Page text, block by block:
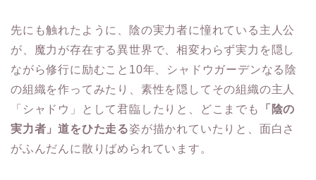
先にも触れたように、陰の実力者に憧れている主人公
が、魔力が存在する異世界で、相変わらず実力を隠し
ながら修行に励むこと10年、シャドウガーデンなる陰
の組織を作ってみたり、素性を隠してその組織の主人
「シャドウ」として君臨したりと、どこまでも
「陰の
実力者」道をひた走る姿が描かれていたりと、面白さ
がふんだんに散りばめられています。